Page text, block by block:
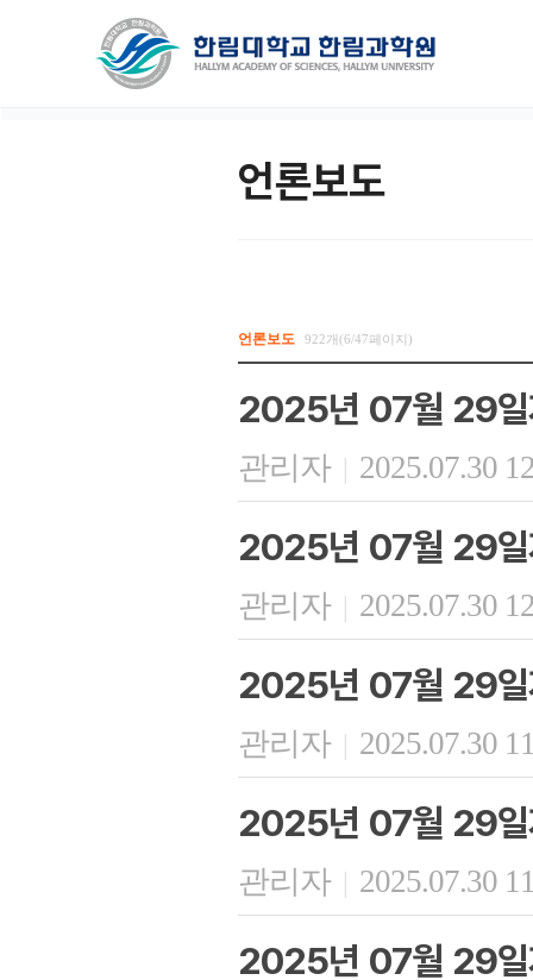
언론보도
언론보도 922개(6/47페이지)
2025년 07월 29일
관리자 | 2025.07.30
2025년 07월 29일
관리자 | 2025.07.30
2025년 07월 29일
관리자 | 2025.07.30
2025년 07월 29일
관리자 | 2025.07.30
2025년 07월 29일